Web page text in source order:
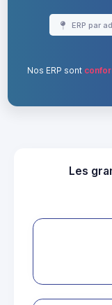
ERP par
Nos ERP sont
Les